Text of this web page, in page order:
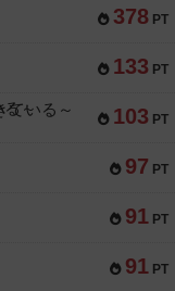
378 PT
133 PT
103 PT
いる～
97 PT
91 PT
91 PT